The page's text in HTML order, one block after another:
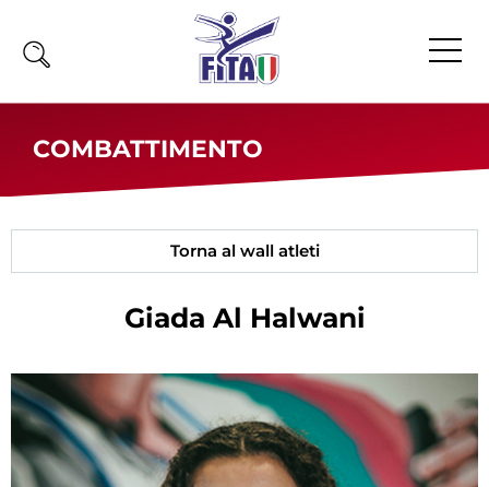
Atleti Combattimento
Atleti Poomsae e Freestyle
Atleti Parataekwondo
Competizioni
COMBATTIMENTO
Torna al wall atleti
Giada Al Halwani